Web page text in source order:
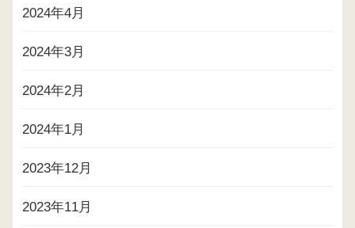
2024年4月
2024年3月
2024年2月
2024年1月
2023年12月
2023年11月